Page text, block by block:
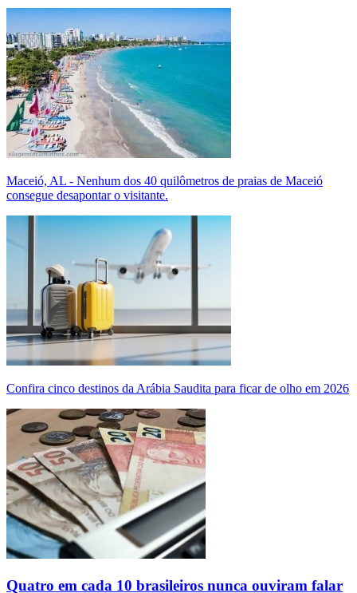
Maceió, AL - Nenhum dos 40 quilômetros de praias de Maceió
consegue desapontar o visitante.
Confira cinco destinos da Arábia Saudita para ficar de olho em 2026
Quatro em cada 10 brasileiros nunca ouviram falar